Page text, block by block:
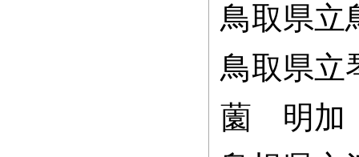
鳥取県
鳥取県
薗 明加